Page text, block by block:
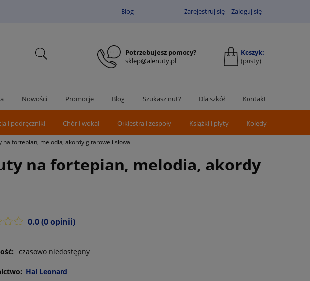
Blog Zarejestruj się Zaloguj się
Potrzebujesz pomocy?
sklep@alenuty.pl
Koszyk:
(pusty)
Nowości Promocje Blog Szukasz nut? Dla szkół Kontakt
i podręczniki Chór i wokal Orkiestra i zespoły Książki i płyty Kolędy
fortepian, melodia, akordy gitarowe i słowa
na fortepian, melodia, akordy
0.0(0 opinii)
czasowo niedostępny
Hal Leonard